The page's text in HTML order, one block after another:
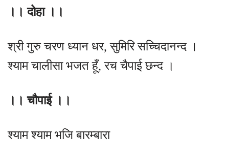
।। दोहा ।।
श्री गुरु चरण ध्यान धर, सुमिरि सच्चिदानन्द ।
श्याम चालीसा भजत हूँ, रच चैपाई छन्द ।
।। चौपाई ।।
श्याम श्याम भजि बारम्बारा